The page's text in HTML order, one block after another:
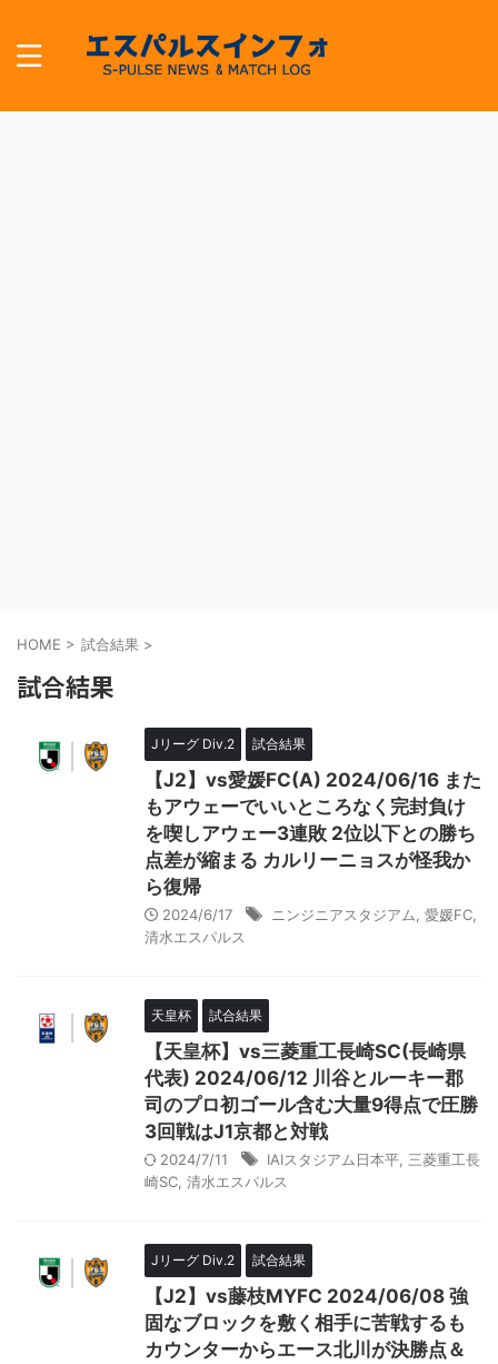
HOME > 試合結果 >
試合結果
Jリーグ Div.2 試合結果
【J2】vs愛媛FC(A) 2024/06/16 また
もアウェーでいいところなく完封負け
を喫しアウェー3連敗 2位以下との勝ち
点差が縮まる カルリーニョスが怪我か
ら復帰
2024/6/17 ニンジニアスタジアム 愛媛FC
清水エスパルス
天皇杯 試合結果
【天皇杯】vs三菱重工長崎SC(長崎県
代表) 2024/06/12 川谷とルーキー郡
司のプロ初ゴール含む大量9得点で圧勝
3回戦はJ1京都と対戦
2024/7/11 IAIスタジアム日本平 三菱重工長
崎SC 清水エスパルス
Jリーグ Div.2 試合結果
【J2】vs藤枝MYFC 2024/06/08 強
固なブロックを敷く相手に苦戦するも
カウンターからエース北川が決勝点＆